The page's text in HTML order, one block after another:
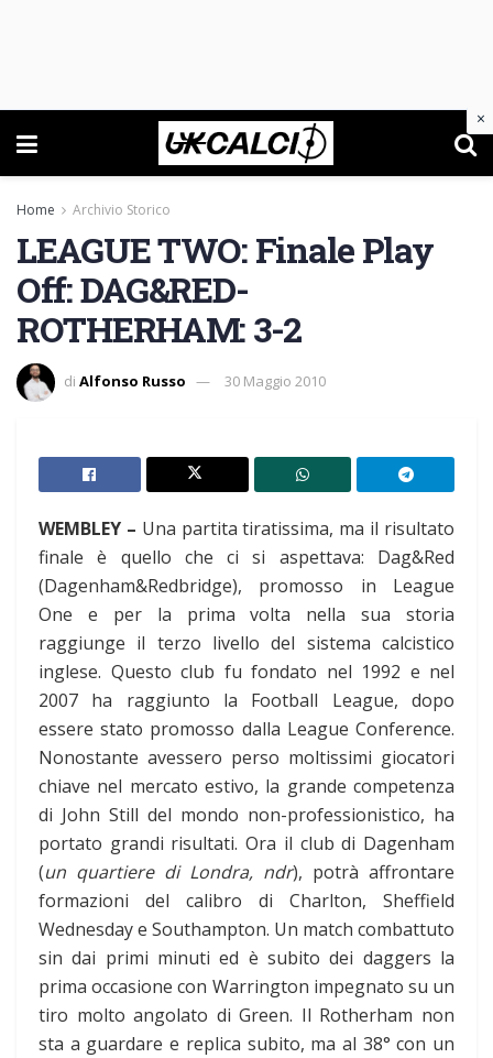
Home Archivio Storico
LEAGUE TWO: Finale Play
Off: DAG&RED-
ROTHERHAM: 3-2
di Alfonso Russo 30 Maggio 2010
WEMBLEY – Una partita tiratissima, ma il risultato
finale è quello che ci si aspettava: Dag&Red
(Dagenham&Redbridge), promosso in League
One e per la prima volta nella sua storia
raggiunge il terzo livello del sistema calcistico
inglese. Questo club fu fondato nel 1992 e nel
2007 ha raggiunto la Football League, dopo
essere stato promosso dalla League Conference.
Nonostante avessero perso moltissimi giocatori
chiave nel mercato estivo, la grande competenza
di John Still del mondo non-professionistico, ha
portato grandi risultati. Ora il club di Dagenham
(un quartiere di Londra, ndr), potrà affrontare
formazioni del calibro di Charlton, Sheffield
Wednesday e Southampton. Un match combattuto
sin dai primi minuti ed è subito dei daggers la
prima occasione con Warrington impegnato su un
tiro molto angolato di Green. Il Rotherham non
sta a guardare e replica subito, ma al 38° con un
×